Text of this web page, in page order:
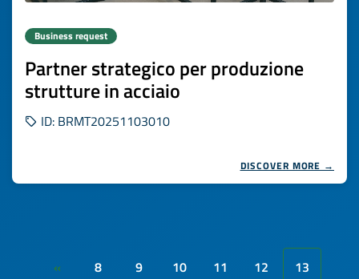
Business request
Partner strategico per produzione
strutture in acciaio
ID: BRMT20251103010
DISCOVER MORE →
« 8 9 10 11 12
13